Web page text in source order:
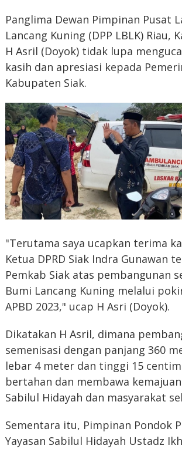
Panglima Dewan Pimpinan Pusat
Lancang Kuning (DPP LBLK) Riau,
H Asril (Doyok) tidak lupa
kasih dan apresiasi kepada
Kabupaten Siak.
"Terutama saya ucapkan terima
Ketua DPRD Siak Indra Gunawan
Pemkab Siak atas pembangunan
Bumi Lancang Kuning melalui
APBD 2023," ucap H Asri (Doyok).
Dikatakan H Asril, dimana
semenisasi dengan panjang 360
lebar 4 meter dan tinggi 15
bertahan dan membawa
Sabilul Hidayah dan masyarakat
Sementara itu, Pimpinan Pondok
Yayasan Sabilul Hidayah Ustadz